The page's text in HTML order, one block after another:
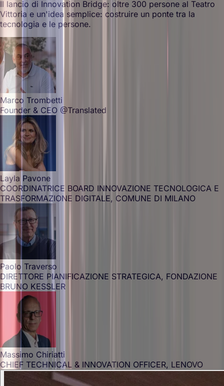
Il lancio di Innovation Bridge: oltre 300 persone al Teatro
Vittoria e un'idea semplice: costruire un ponte tra la
tecnologia e le persone.
Marco Trombetti
Founder & CEO @Translated
Layla Pavone
COORDINATRICE BOARD INNOVAZIONE TECNOLOGICA E
TRASFORMAZIONE DIGITALE, COMUNE DI MILANO
Paolo Traverso
DIRETTORE PIANIFICAZIONE STRATEGICA, FONDAZIONE
BRUNO KESSLER
Massimo Chiriatti
CHIEF TECHNICAL & INNOVATION OFFICER, LENOVO